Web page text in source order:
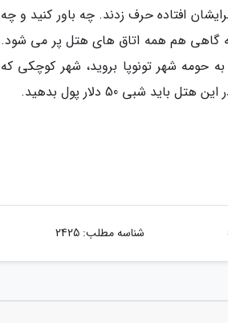
افتاده حرف زدند. چه باور کنید و چه
گاهی هم همه اتاق های هتل پر می شود.
حومه شهر تونوپا بروید، شهر کوچکی که
شناسه مطلب: 2425